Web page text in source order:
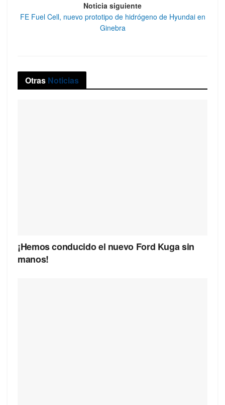
Noticia siguiente
FE Fuel Cell, nuevo prototipo de hidrógeno de Hyundai en
Ginebra
Otras Noticias
¡Hemos conducido el nuevo Ford Kuga sin
manos!